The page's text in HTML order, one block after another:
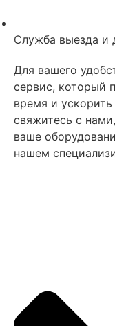
Служба выезда и
Для вашего
сервис, который
время и
свяжитесь с
ваше
нашем